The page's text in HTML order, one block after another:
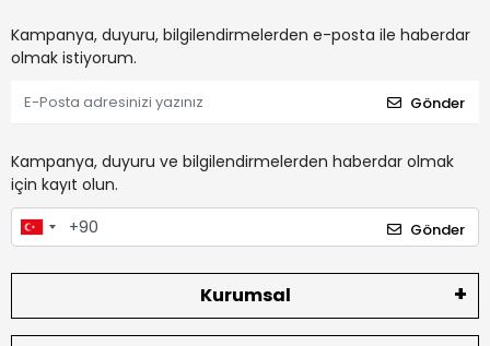
Kampanya, duyuru, bilgilendirmelerden e-posta ile haberdar
olmak istiyorum.
Gönder
Kampanya, duyuru ve bilgilendirmelerden haberdar olmak
için kayıt olun.
Gönder
Kurumsal